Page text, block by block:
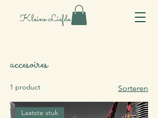
Kleine Liefde
accesoires
1 product Sorteren
Laatste stuk